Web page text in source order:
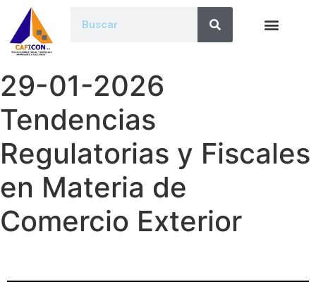
29-01-2026
Tendencias
Regulatorias y Fiscales
en Materia de
Comercio Exterior